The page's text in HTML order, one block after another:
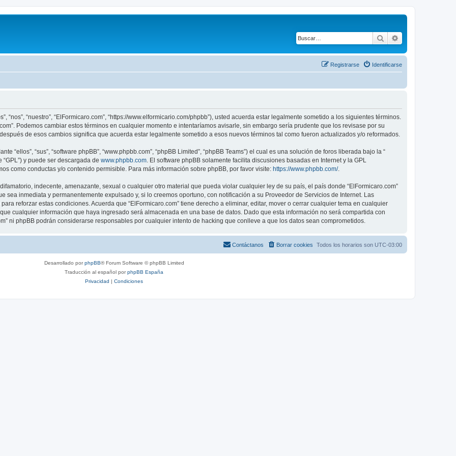
Buscar
Identificarse
Registrarse
“nos”, “nuestro”, “ElFormicaro.com”, “https://www.elformicario.com/phpbb”), usted acuerda estar legalmente sometido a los siguientes términos.
Podemos cambiar estos términos en cualquier momento e intentaríamos avisarle, sin embargo sería prudente que los revisase por su
de esos cambios significa que acuerda estar legalmente sometido a esos nuevos términos tal como fueron actualizados y/o reformados.
“ellos”, “sus”, “software phpBB”, “www.phpbb.com”, “phpBB Limited”, “phpBB Teams”) el cual es una solución de foros liberada bajo la “
“GPL”) y puede ser descargada de www.phpbb.com. El software phpBB solamente facilita discusiones basadas en Internet y la GPL
como conductas y/o contenido permisible. Para más información sobre phpBB, por favor visite: https://www.phpbb.com/.
indecente, amenazante, sexual o cualquier otro material que pueda violar cualquier ley de su país, el país donde “ElFormicaro.com”
sea inmediata y permanentemente expulsado y, si lo creemos oportuno, con notificación a su Proveedor de Servicios de Internet. Las
reforzar estas condiciones. Acuerda que “ElFormicaro.com” tiene derecho a eliminar, editar, mover o cerrar cualquier tema en cualquier
cualquier información que haya ingresado será almacenada en una base de datos. Dado que esta información no será compartida con
ni phpBB podrán considerarse responsables por cualquier intento de hacking que conlleve a que los datos sean comprometidos.
Todos los horarios son UTC-03:00
Borrar cookies
Contáctanos
Desarrollado porphpBB® Forum Software © phpBB Limited
Traducción al español porphpBB España
Privacidad | Condiciones